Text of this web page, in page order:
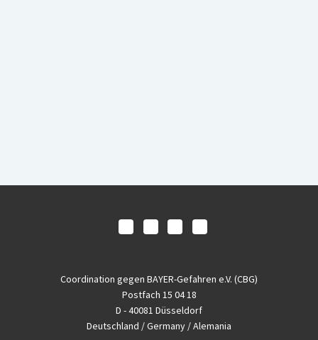
Coordination gegen BAYER-Gefahren e.V. (CBG)
Postfach 15 04 18
D - 40081 Düsseldorf
Deutschland / Germany / Alemania